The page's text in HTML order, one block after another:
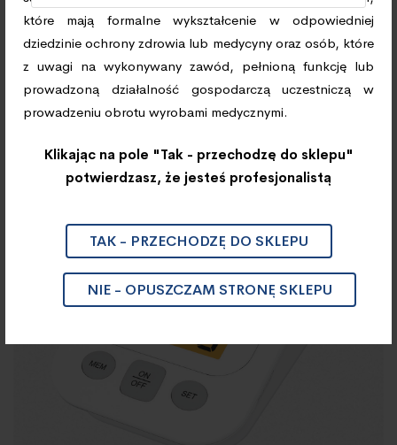
które mają formalne wykształcenie w odpowiedniej
dziedzinie ochrony zdrowia lub medycyny oraz osób, które
z uwagi na wykonywany zawód, pełnioną funkcję lub
prowadzoną działalność gospodarczą uczestniczą w
prowadzeniu obrotu wyrobami medycznymi.
Klikając na pole "Tak - przechodzę do sklepu"
potwierdzasz, że jesteś profesjonalistą
TAK - PRZECHODZĘ DO SKLEPU
NIE - OPUSZCZAM STRONĘ SKLEPU
TERMOMETRY/ CIŚNIENIOMIERZE
Ciśnieniomierz Automatyczny
EVERCHEK CA300